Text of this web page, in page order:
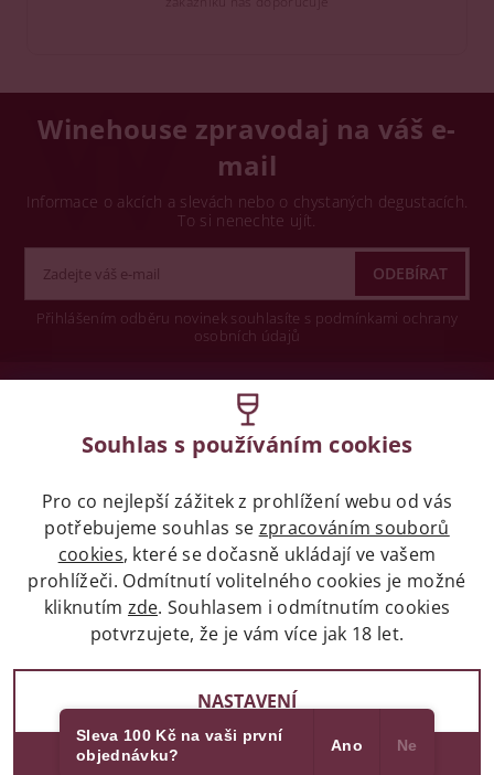
Winehouse zpravodaj na váš e-
mail
Informace o akcích a slevách nebo o chystaných degustacích.
To si nenechte ujít.
Přihlášením odběru novinek souhlasíte s podmínkami ochrany
osobních údajů
Legislativa
Zákaz prodeje alkoholických nápojů osobám
mladších 18 let.
Naše služby
2017 - 2026 © winehouse.cz, všechna práva vyhrazena
Souhlas s používáním cookies
Pro co nejlepší zážitek z prohlížení webu od vás
potřebujeme souhlas se zpracováním souborů
cookies, které se dočasně ukládají ve vašem
prohlížeči. Odmítnutí volitelného cookies je možné
kliknutím zde. Souhlasem i odmítnutím cookies
potvrzujete, že je vám více jak 18 let.
NASTAVENÍ
Sleva 100 Kč na vaši první
objednávku?
Ano Ne